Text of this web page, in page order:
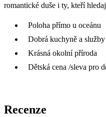
romantické duše i ty, kteří
Poloha přímo u oceánu
Dobrá kuchyně a služby
Krásná okolní příroda
Dětská cena /sleva pro
Recenze